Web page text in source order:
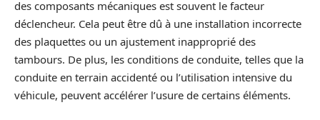
des composants mécaniques est souvent le facteur
déclencheur. Cela peut être dû à une installation incorrecte
des plaquettes ou un ajustement inapproprié des
tambours. De plus, les conditions de conduite, telles que la
conduite en terrain accidenté ou l’utilisation intensive du
véhicule, peuvent accélérer l’usure de certains éléments.